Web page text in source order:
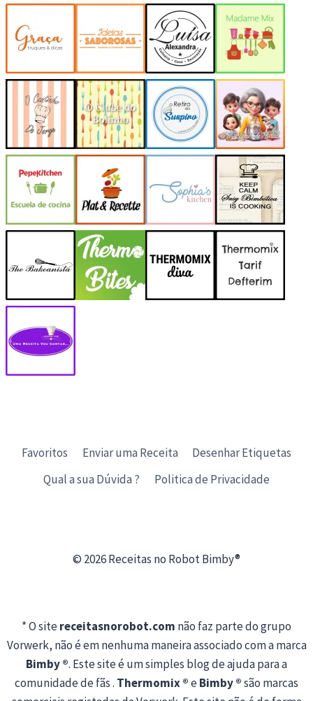
Favoritos Enviar uma Receita
Desenhar Etiquetas
Qual a sua Dúvida ?
Politica de Privacidade
© 2026 Receitas no Robot Bimby®
* O sitereceitasnorobot.com não faz parte do grupo
Vorwerk, não é em nenhuma maneira associado com a marca
Bimby ®. Este site é um simples blog de ajuda para a
comunidade de fãs . Thermomix ®eBimby ®são marcas